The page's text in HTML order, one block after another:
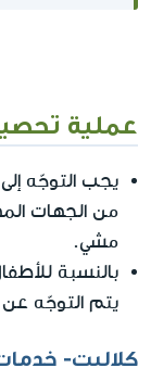
عملية
يجب التوجّه
من الجهات
مشي.
بالنسبة
يتم التوجّه عن
كلاليت-